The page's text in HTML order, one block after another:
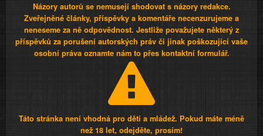
Názory autorů se nemusejí shodovat s názory redakce.
Zveřejněné články, příspěvky a komentáře necenzurujeme a
neneseme za ně odpovědnost. Jestliže považujete některý z
příspěvků za porušení autorských práv či jinak poškozující vaše
osobní práva oznamte nám to přes kontaktní formulář.
Táto stránka není vhodná pro děti a mládež. Pokud máte méně
než 18 let, odejděte, prosím!